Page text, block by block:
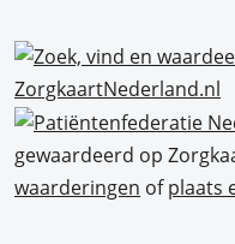
gewaardeerd op
waarderingen ofplaats